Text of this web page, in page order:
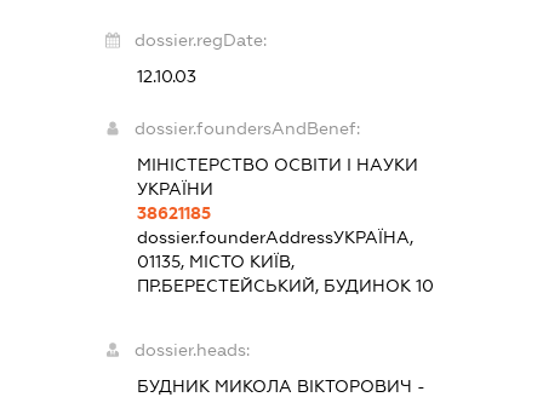
dossier.regDate:
12.10.03
dossier.foundersAndBenef:
МІНІСТЕРСТВО ОСВІТИ І НАУКИ
УКРАЇНИ
38621185
dossier.founderAddressУКРАЇНА,
01135, МІСТО КИЇВ,
ПР.БЕРЕСТЕЙСЬКИЙ, БУДИНОК 10
dossier.heads:
БУДНИК МИКОЛА ВІКТОРОВИЧ -